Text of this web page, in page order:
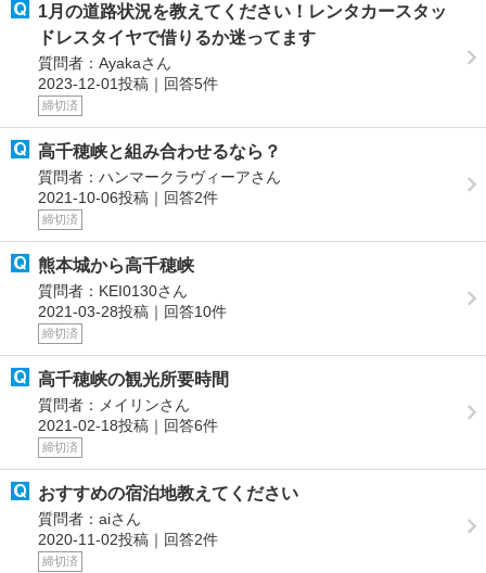
1月の道路状況を教えてください！レンタカースタッ
ドレスタイヤで借りるか迷ってます
質問者：Ayakaさん
2023-12-01投稿｜回答5件
締切済
高千穂峡と組み合わせるなら？
質問者：ハンマークラヴィーアさん
2021-10-06投稿｜回答2件
締切済
熊本城から高千穂峡
質問者：KEI0130さん
2021-03-28投稿｜回答10件
締切済
高千穂峡の観光所要時間
質問者：メイリンさん
2021-02-18投稿｜回答6件
締切済
おすすめの宿泊地教えてください
質問者：aiさん
2020-11-02投稿｜回答2件
締切済